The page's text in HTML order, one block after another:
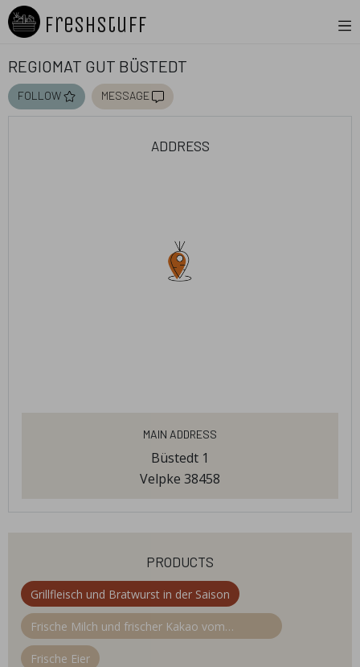
Freshstuff
Regiomat Gut Büstedt
follow message
address
Main Address
Büstedt 1
Velpke 38458
products
Grillfleisch und Bratwurst in der Saison
Frische Milch und frischer Kakao vom
Milchhof Gehrke
Frische Eier